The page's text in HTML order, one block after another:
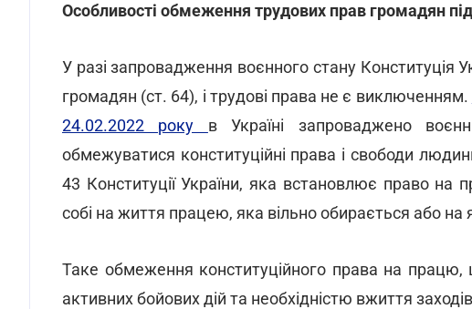
Особливості обмеження трудових прав громадян під
У разі запровадження воєнного стану Конституція
громадян (ст. 64), і трудові права не є виключенням.
24.02.2022 року в Україні запроваджено
обмежуватися конституційні права і свободи
43 Конституції України, яка встановлює право
собі на життя працею, яка вільно обирається або
Таке обмеження конституційного права на
активних бойових дій та необхідністю вжиття